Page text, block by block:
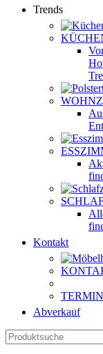
Trends
Kontakt
Abverkauf